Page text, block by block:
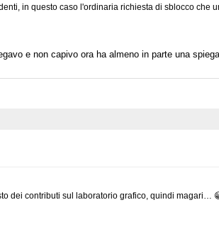
in questo caso l'ordinaria richiesta di sblocco che
e non capivo ora ha almeno in parte una
dei contributi sul laboratorio grafico, quindi magari…